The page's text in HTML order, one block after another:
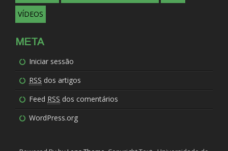
VÍDEOS
META
Iniciar sessão
RSS dos artigos
Feed RSS dos comentários
WordPress.org